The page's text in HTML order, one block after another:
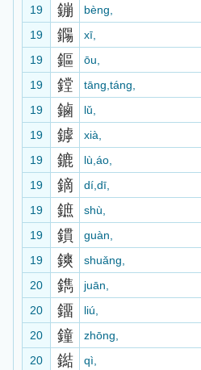
19
鏰
bèng,
19
鐊
xī,
19
鏂
ōu,
19
鏜
tāng,táng,
19
鏀
lǔ,
19
鏬
xià,
19
鏕
lù,áo,
19
鏑
dí,dī,
19
鏣
shù,
19
鏆
guàn,
19
鏯
shuǎng,
20
鐫
juān,
20
鐂
liú,
20
鐘
zhōng,
20
鐑
qì,